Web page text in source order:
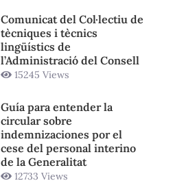
Comunicat del Col·lectiu de
tècniques i tècnics
lingüístics de
l’Administració del Consell
15245 Views
Guía para entender la
circular sobre
indemnizaciones por el
cese del personal interino
de la Generalitat
12733 Views